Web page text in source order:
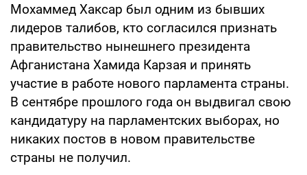
Мохаммед Хаксар был одним из бывших
лидеров талибов, кто согласился признать
правительство нынешнего президента
Афганистана Хамида Карзая и принять
участие в работе нового парламента страны.
В сентябре прошлого года он выдвигал свою
кандидатуру на парламентских выборах, но
никаких постов в новом правительстве
страны не получил.